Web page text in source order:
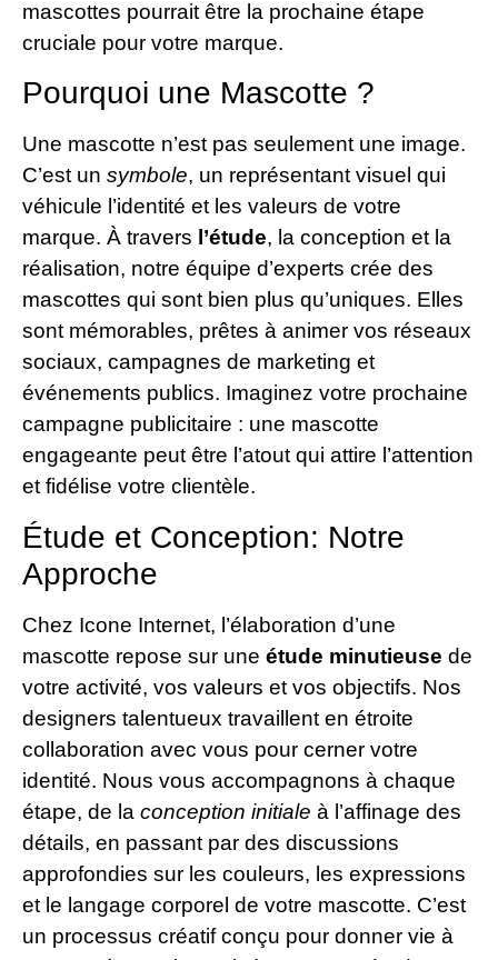
mascottes pourrait être la prochaine étape
cruciale pour votre marque.
Pourquoi une Mascotte ?
Une mascotte n’est pas seulement une image.
C’est un symbole, un représentant visuel qui
véhicule l’identité et les valeurs de votre
marque. À travers l’étude, la conception et la
réalisation, notre équipe d’experts crée des
mascottes qui sont bien plus qu’uniques. Elles
sont mémorables, prêtes à animer vos réseaux
sociaux, campagnes de marketing et
événements publics. Imaginez votre prochaine
campagne publicitaire : une mascotte
engageante peut être l’atout qui attire l’attention
et fidélise votre clientèle.
Étude et Conception: Notre
Approche
Chez Icone Internet, l’élaboration d’une
mascotte repose sur une étude minutieuse de
votre activité, vos valeurs et vos objectifs. Nos
designers talentueux travaillent en étroite
collaboration avec vous pour cerner votre
identité. Nous vous accompagnons à chaque
étape, de la conception initiale à l’affinage des
détails, en passant par des discussions
approfondies sur les couleurs, les expressions
et le langage corporel de votre mascotte. C’est
un processus créatif conçu pour donner vie à